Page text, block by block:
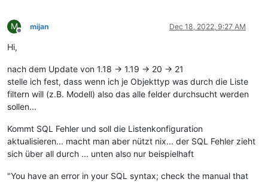
M
Offline
mijan Dec 18, 2022, 9:27 AM
Hi,
nach dem Update von 1.18 -> 1.19 -> 20 -> 21
stelle ich fest, dass wenn ich je Objekttyp was durch die Liste
filtern will (z.B. Modell) also das alle felder durchsucht werden
sollen...
Kommt SQL Fehler und soll die Listenkonfiguration
aktualisieren... macht man aber nützt nix... der SQL Fehler zieht
sich über all durch ... unten also nur beispielhaft
"You have an error in your SQL syntax; check the manual that